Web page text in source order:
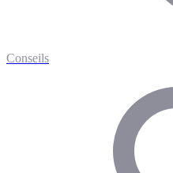
Conseils